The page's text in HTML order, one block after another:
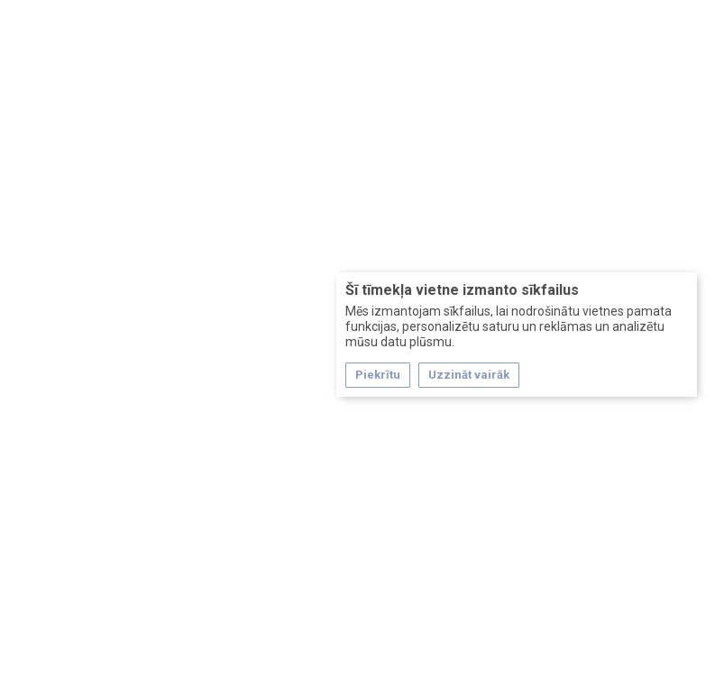
Šī tīmekļa vietne izmanto sīkfailus
Mēs izmantojam sīkfailus, lai nodrošinātu vietnes pamata
funkcijas, personalizētu saturu un reklāmas un analizētu
mūsu datu plūsmu.
Piekrītu Uzzināt vairāk